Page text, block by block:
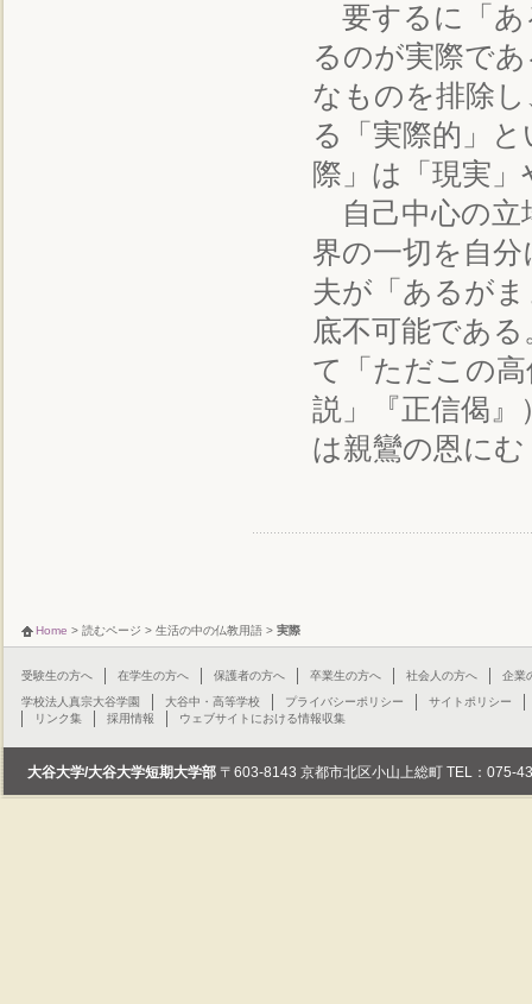
要するに「あ
るのが実際で
なものを排除
る「実際的」
際」は「現実
自己中心の立
界の一切を自
夫が「あるが
底不可能であ
て「ただこの
説」『正信偈
は親鸞の恩に
Home > 読むページ > 生活の中の仏教用語 > 実際
受験生の方へ 在学生の方へ 保護者の方へ 卒業生の方へ 社会人の方へ
企業
学校法人真宗大谷学園
大谷中・高等学校 プライバシーポリシー
サイトポリシー
リンク集
採用情報 ウェブサイトにおける情報収集
大谷大学/大谷大学短期大学部 〒603-8143 京都市北区小山上総町 TEL：075-